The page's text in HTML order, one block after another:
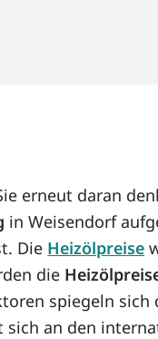
erneut daran
in Weisendorf
Die Heizölpreise
die
spiegeln sich
an den